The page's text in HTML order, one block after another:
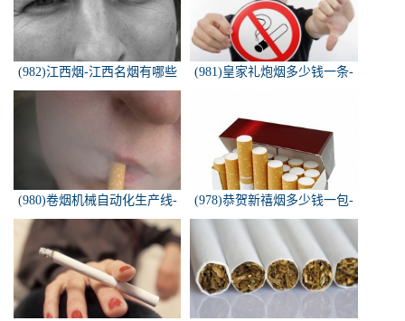
(982)江西烟-江西名烟有哪些
(981)皇家礼炮烟多少钱一条-
(980)卷烟机械自动化生产线-
中国烟草机械集团
(978)恭贺新禧烟多少钱一包-
恭贺新禧香烟有细支的多少钱
一盒？